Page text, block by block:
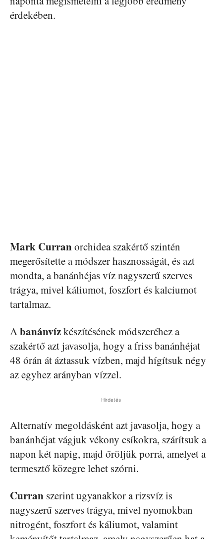
érdekében.
Mark Curranorchidea szakértő szintén
megerősítette a módszer hasznosságát, és azt
mondta, a banánhéjas víz nagyszerű szerves
trágya, mivel káliumot, foszfort és kalciumot
tartalmaz.
Abanánvízkészítésének módszeréhez a
szakértő azt javasolja, hogy a friss banánhéjat
48 órán át áztassuk vízben, majd hígítsuk négy
az egyhez arányban vízzel.
Hirdetés
Alternatív megoldásként azt javasolja, hogy a
banánhéjat vágjuk vékony csíkokra, szárítsuk a
napon két napig, majd őröljük porrá, amelyet a
termesztő közegre lehet szórni.
Curran szerint ugyanakkor a rizsvíz is
nagyszerű szerves trágya, mivel nyomokban
nitrogént, foszfort és káliumot, valamint